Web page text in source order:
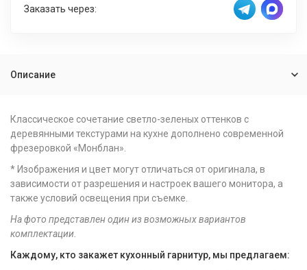
Заказать через:
Описание
Классическое сочетание светло-зеленых оттенков с
деревянными текстурами на кухне дополнено современной
фрезеровкой «Монблан».
* Изображения и цвет могут отличаться от оригинала, в
зависимости от разрешения и настроек вашего монитора, а
также условий освещения при съемке.
На фото представлен один из возможных вариантов
комплектации.
Каждому, кто закажет кухонный гарнитур, мы предлагаем: